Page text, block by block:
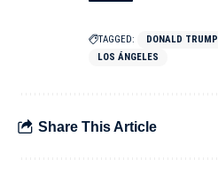
TAGGED: DONALD TRUMP
LOS ÁNGELES
Share This Article